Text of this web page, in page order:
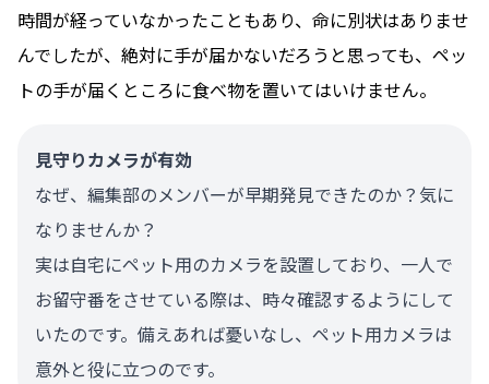
時間が経っていなかったこともあり、命に別状はありませ
んでしたが、絶対に手が届かないだろうと思っても、ペッ
トの手が届くところに食べ物を置いてはいけません。
見守りカメラが有効
なぜ、編集部のメンバーが早期発見できたのか？気に
なりませんか？
実は自宅にペット用のカメラを設置しており、一人で
お留守番をさせている際は、時々確認するようにして
いたのです。備えあれば憂いなし、ペット用カメラは
意外と役に立つのです。